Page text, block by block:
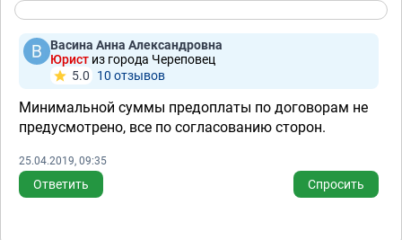
Васина Анна Александровна
Юрист из города Череповец
5.0
10 отзывов
Минимальной суммы предоплаты по договорам не
предусмотрено, все по согласованию сторон.
25.04.2019, 09:35
Ответить Спросить